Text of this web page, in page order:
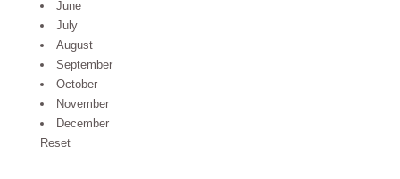
June
July
August
September
October
November
December
Reset